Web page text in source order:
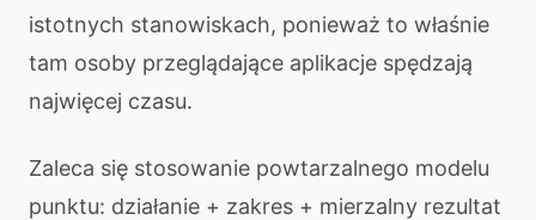
istotnych stanowiskach, ponieważ to właśnie
tam osoby przeglądające aplikacje spędzają
najwięcej czasu.
Zaleca się stosowanie powtarzalnego modelu
punktu: działanie + zakres + mierzalny rezultat